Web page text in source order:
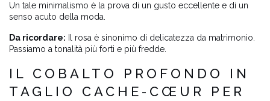
Un tale minimalismo è la prova di un gusto eccellente e di un
senso acuto della moda.
Da ricordare: Il rosa è sinonimo di delicatezza da matrimonio.
Passiamo a tonalità più forti e più fredde.
IL COBALTO PROFONDO IN
TAGLIO CACHE-CŒUR PER